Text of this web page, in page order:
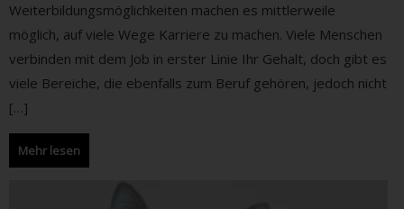
Weiterbildungsmöglichkeiten machen es mittlerweile
möglich, auf viele Wege Karriere zu machen. Viele Menschen
verbinden mit dem Job in erster Linie Ihr Gehalt, doch gibt es
viele Bereiche, die ebenfalls zum Beruf gehören, jedoch nicht
[…]
Mehr lesen